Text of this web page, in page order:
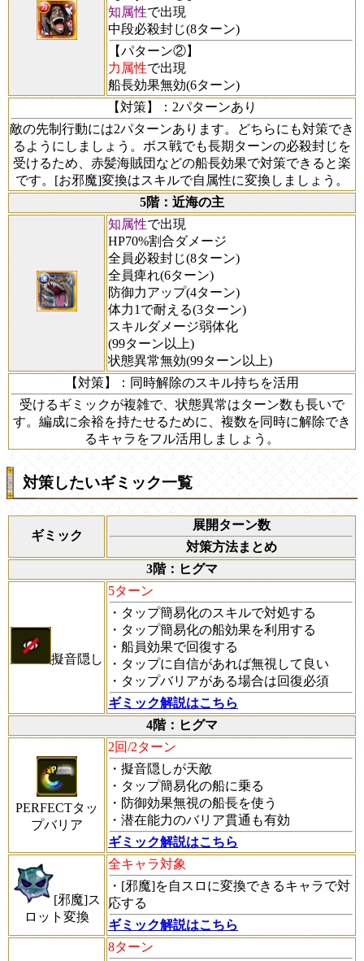
知属性で出現
中段必殺封じ(8ターン)
【パターン②】
力属性で出現
船長効果無効(6ターン)
【対策】
：2パターンあり
敵の先制行動には2パターンあります。どちらにも対策でき
るようにしましょう。ボス戦でも長期ターンの必殺封じを
受けるため、赤髪海賊団などの船長効果で対策できると楽
です。[お邪魔]変換はスキルで自属性に変換しましょう。
5階：近海の主
知属性で出現
HP70%割合ダメージ
全員必殺封じ(8ターン)
全員痺れ(6ターン)
防御力アップ(4ターン)
体力1で耐える(3ターン)
スキルダメージ弱体化
(99ターン以上)
状態異常無効(99ターン以上)
【対策】
：同時解除のスキル持ちを活用
受けるギミックが複雑で、状態異常はターン数も長いで
す。編成に余裕を持たせるために、複数を同時に解除でき
るキャラをフル活用しましょう。
対策したいギミック一覧
ギミック
展開ターン数
対策方法まとめ
3階：ヒグマ
擬音隠し
5ターン
・タップ簡易化のスキルで対処する
・タップ簡易化の船効果を利用する
・船員効果で回復する
・タップに自信があれば無視して良い
・タップバリアがある場合は回復必須
ギミック解説はこちら
4階：ヒグマ
PERFECTタッ
プバリア
2回/2ターン
・擬音隠しが天敵
・タップ簡易化の船に乗る
・防御効果無視の船長を使う
・潜在能力のバリア貫通も有効
ギミック解説はこちら
[邪魔]ス
ロット変換
全キャラ対象
・[邪魔]を自スロに変換できるキャラで対
応する
ギミック解説はこちら
8ターン